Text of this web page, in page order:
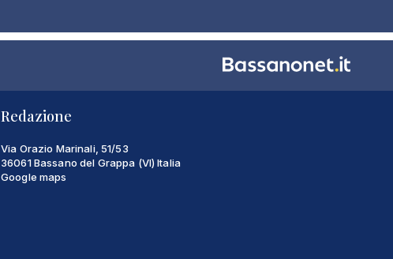
Redazione
Via Orazio Marinali, 51/53
36061 Bassano del Grappa (VI) Italia
Google maps